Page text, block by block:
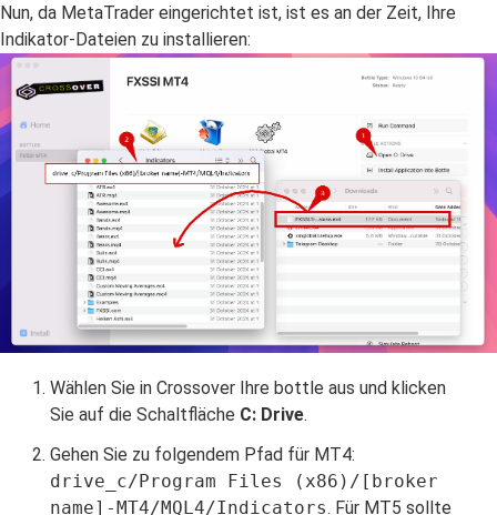
Nun, da MetaTrader eingerichtet ist, ist es an der Zeit, Ihre
Indikator-Dateien zu installieren:
Wählen Sie in Crossover Ihre bottle aus und klicken
Sie auf die Schaltfläche C: Drive.
Gehen Sie zu folgendem Pfad für MT4:
drive_c/Program Files (x86)/[broker
name]-MT4/MQL4/Indicators. Für MT5 sollte